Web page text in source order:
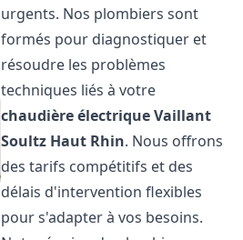
urgents. Nos plombiers sont
formés pour diagnostiquer et
résoudre les problèmes
techniques liés à votre
chaudière électrique Vaillant
Soultz Haut Rhin. Nous offrons
des tarifs compétitifs et des
délais d'intervention flexibles
pour s'adapter à vos besoins.